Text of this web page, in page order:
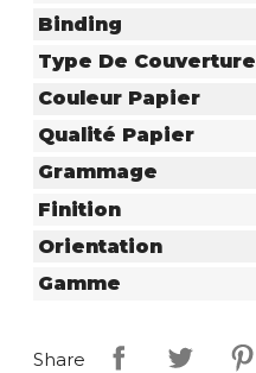
Binding
Type De Couverture
Couleur Papier
Qualité Papier
Grammage
Finition
Orientation
Gamme
Share